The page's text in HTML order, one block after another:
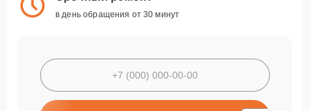
в день обращения от 30 минут